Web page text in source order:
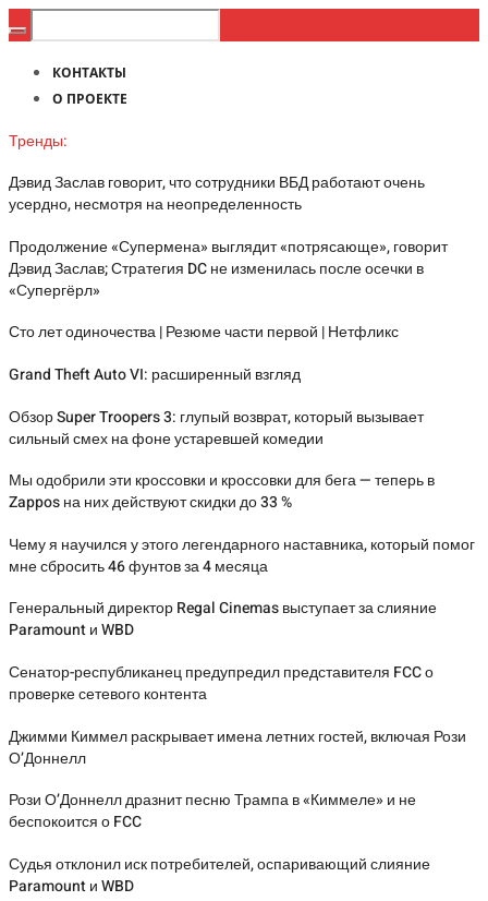
КОНТАКТЫ
О ПРОЕКТЕ
Тренды:
Дэвид Заслав говорит, что сотрудники ВБД работают очень
усердно, несмотря на неопределенность
Продолжение «Супермена» выглядит «потрясающе», говорит
Дэвид Заслав; Стратегия DC не изменилась после осечки в
«Супергёрл»
Сто лет одиночества | Резюме части первой | Нетфликс
Grand Theft Auto VI: расширенный взгляд
Обзор Super Troopers 3: глупый возврат, который вызывает
сильный смех на фоне устаревшей комедии
Мы одобрили эти кроссовки и кроссовки для бега — теперь в
Zappos на них действуют скидки до 33 %
Чему я научился у этого легендарного наставника, который помог
мне сбросить 46 фунтов за 4 месяца
Генеральный директор Regal Cinemas выступает за слияние
Paramount и WBD
Сенатор-республиканец предупредил представителя FCC о
проверке сетевого контента
Джимми Киммел раскрывает имена летних гостей, включая Рози
О’Доннелл
Рози О’Доннелл дразнит песню Трампа в «Киммеле» и не
беспокоится о FCC
Судья отклонил иск потребителей, оспаривающий слияние
Paramount и WBD